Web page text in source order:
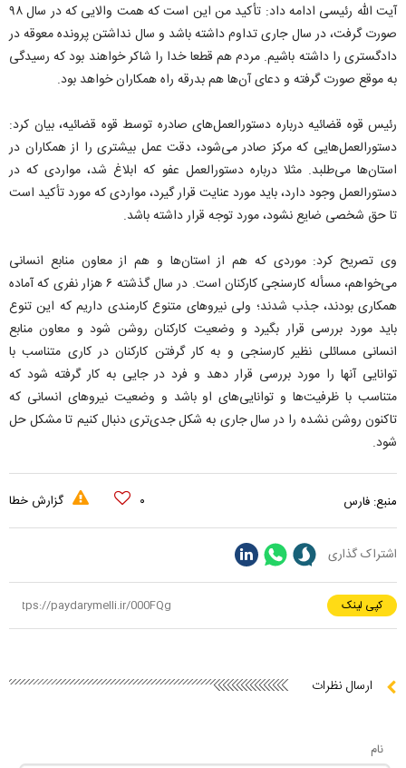
آیت الله رئیسی ادامه داد: تأکید من این است که همت والایی که در سال ۹۸
صورت گرفت، در سال جاری تداوم داشته باشد و سال نداشتن پرونده معوقه در
دادگستری را داشته باشیم. مردم هم قطعا خدا را شاکر خواهند بود که رسیدگی
به موقع صورت گرفته و دعای آن‌ها هم بدرقه راه همکاران خواهد بود.
رئیس قوه قضائیه درباره دستورالعمل‌های صادره توسط قوه قضائیه، بیان کرد:
دستورالعمل‌هایی که مرکز صادر می‌شود، دقت عمل بیشتری را از همکاران در
استان‌ها می‌طلبد. مثلا درباره دستورالعمل عفو که ابلاغ شد، مواردی که در
دستورالعمل وجود دارد، باید مورد عنایت قرار گیرد، مواردی که مورد تأکید است
تا حق شخصی ضایع نشود، مورد توجه قرار داشته باشد.
وی تصریح کرد: موردی که هم از استان‌ها و هم از معاون منابع انسانی
می‌خواهم، مسأله کارسنجی کارکنان است. در سال گذشته ۶ هزار نفری که آماده
همکاری بودند، جذب شدند؛ ولی نیرو‌های متنوع کارمندی داریم که این تنوع
باید مورد بررسی قرار بگیرد و وضعیت کارکنان روشن شود و معاون منابع
انسانی مسائلی نظیر کارسنجی و به کار گرفتن کارکنان در کاری متناسب با
توانایی آنها را مورد بررسی قرار دهد و فرد در جایی به کار گرفته شود که
متناسب با ظرفیت‌ها و توانایی‌های او باشد و وضعیت نیرو‌های انسانی که
تاکنون روشن نشده را در سال جاری به شکل جدی‌تری دنبال کنیم تا مشکل حل
شود.
منبع: فارس ۰ گزارش خطا
اشتراک گذاری
کپی لینک
ارسال نظرات
نام